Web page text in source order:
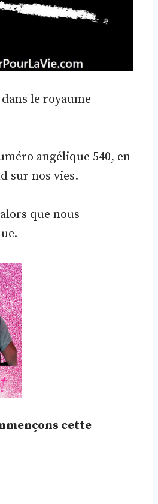
le royaume
angélique 540, en
sur nos vies.
que nous
cette